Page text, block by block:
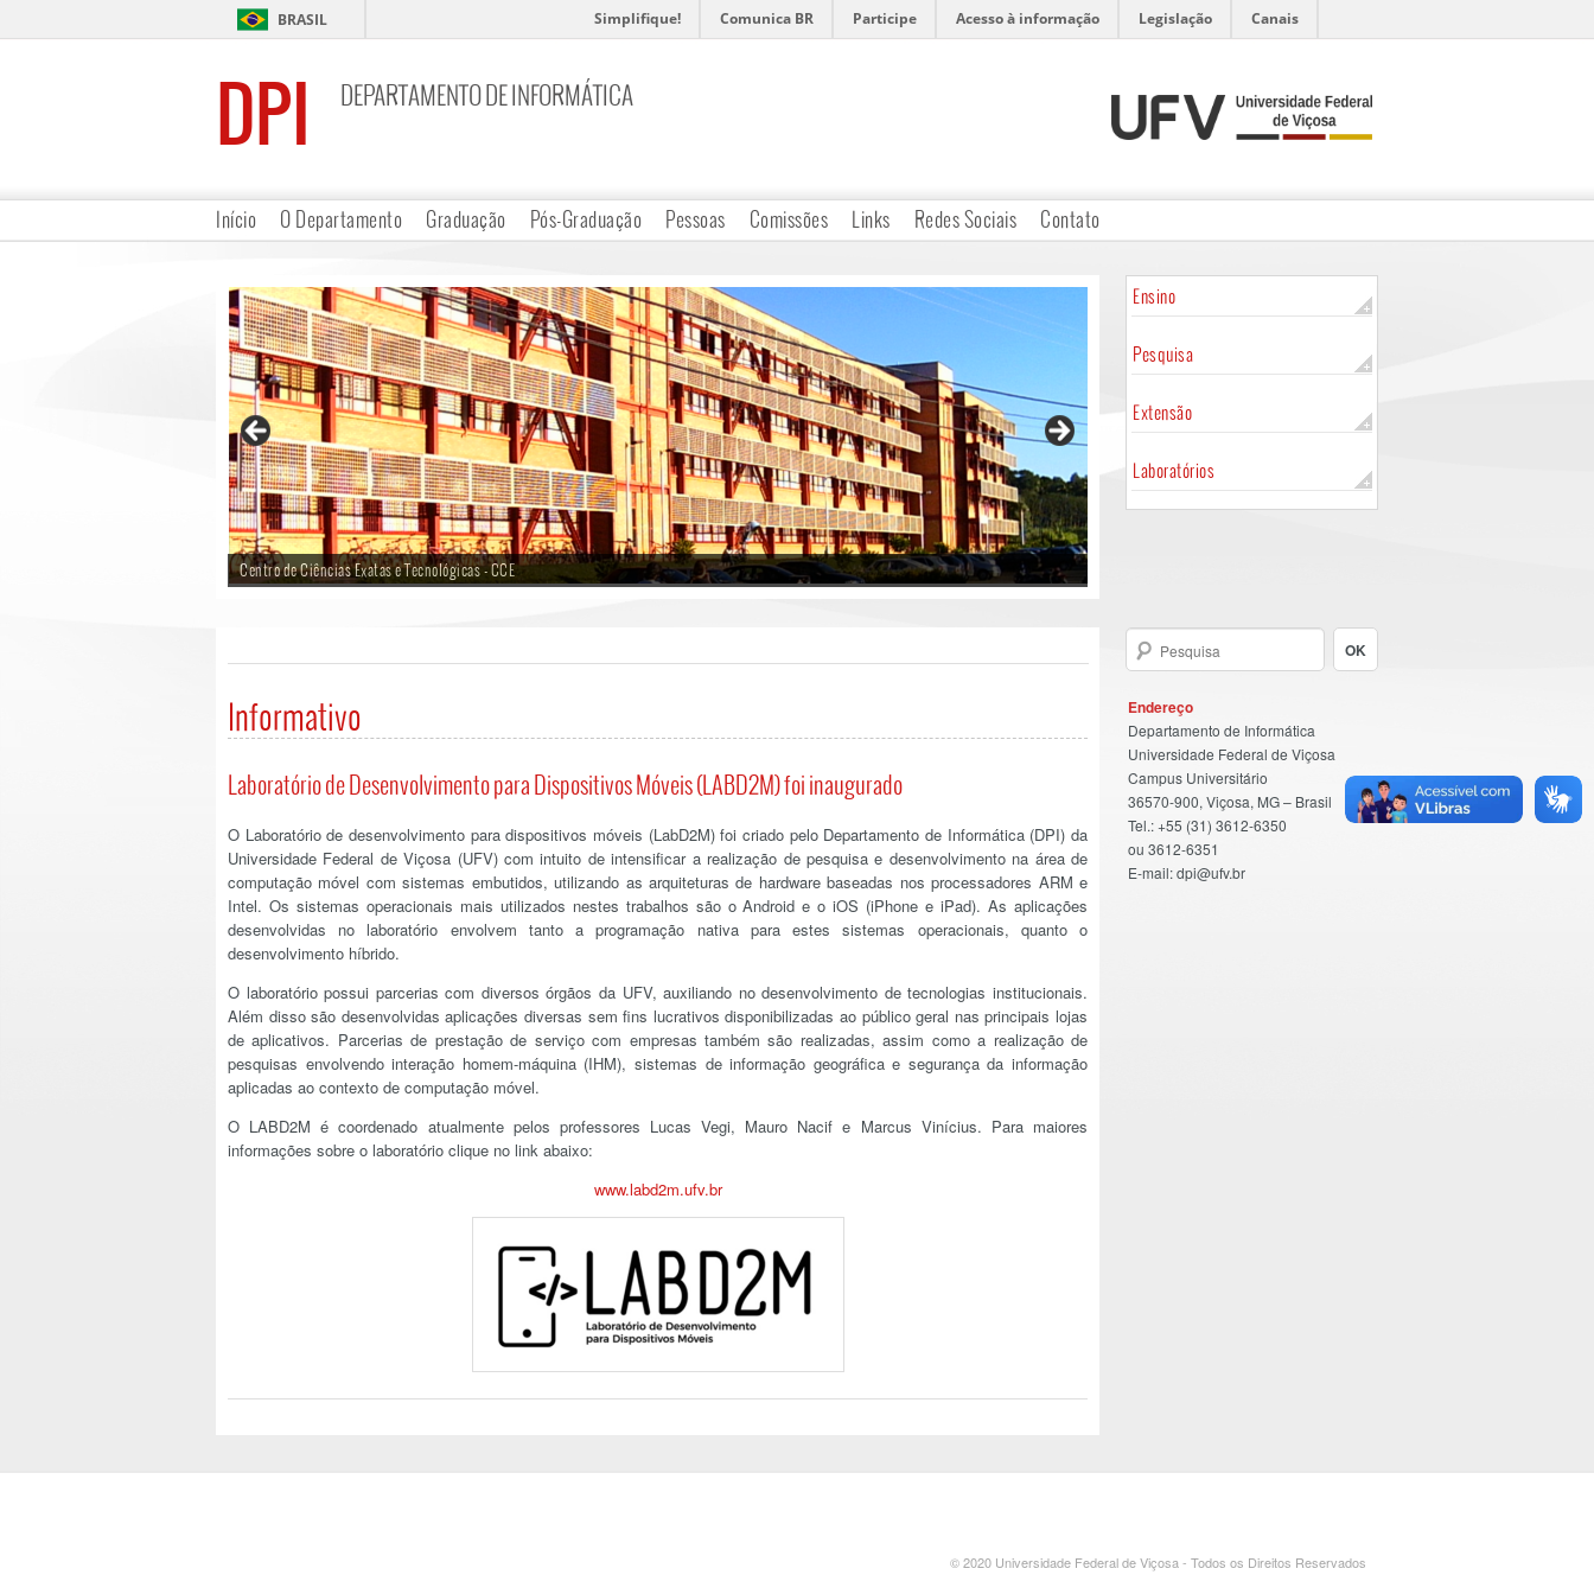
BRASIL Simplifique! Comunica BR Participe Acesso à informação Legislação Canais
DPI DEPARTAMENTO DE INFORMÁTICA
Início O Departamento Graduação Pós-Graduação Pessoas Comissões Links Redes Sociais Contato
Centro de Ciências Exatas e Tecnológicas - CCE
Ensino
Pesquisa
Extensão
Laboratórios
Endereço
Departamento de Informática
Universidade Federal de Viçosa
Campus Universitário
36570-900, Viçosa, MG – Brasil
Tel.: +55 (31) 3612-6350
ou 3612-6351
E-mail: dpi@ufv.br
Informativo
Laboratório de Desenvolvimento para Dispositivos Móveis (LABD2M) foi inaugurado
O Laboratório de desenvolvimento para dispositivos móveis (LabD2M) foi criado pelo Departamento de Informática (DPI) da
Universidade Federal de Viçosa (UFV) com intuito de intensificar a realização de pesquisa e desenvolvimento na área de
computação móvel com sistemas embutidos, utilizando as arquiteturas de hardware baseadas nos processadores ARM e
Intel. Os sistemas operacionais mais utilizados nestes trabalhos são o Android e o iOS (iPhone e iPad). As aplicações
desenvolvidas no laboratório envolvem tanto a programação nativa para estes sistemas operacionais, quanto o
desenvolvimento híbrido.
O laboratório possui parcerias com diversos órgãos da UFV, auxiliando no desenvolvimento de tecnologias institucionais.
Além disso são desenvolvidas aplicações diversas sem fins lucrativos disponibilizadas ao público geral nas principais lojas
de aplicativos. Parcerias de prestação de serviço com empresas também são realizadas, assim como a realização de
pesquisas envolvendo interação homem-máquina (IHM), sistemas de informação geográfica e segurança da informação
aplicadas ao contexto de computação móvel.
O LABD2M é coordenado atualmente pelos professores Lucas Vegi, Mauro Nacif e Marcus Vinícius. Para maiores
informações sobre o laboratório clique no link abaixo:
www.labd2m.ufv.br
© 2020 Universidade Federal de Viçosa - Todos os Direitos Reservados